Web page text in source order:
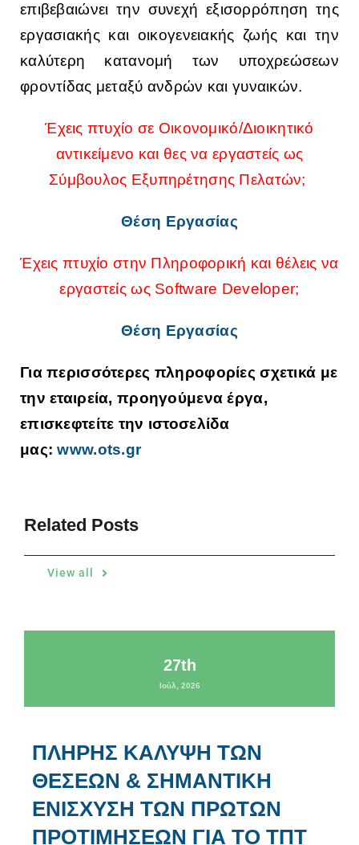
επιβεβαιώνει την συνεχή εξισορρόπηση της
εργασιακής και οικογενειακής ζωής και την
καλύτερη κατανομή των υποχρεώσεων
φροντίδας μεταξύ ανδρών και γυναικών.
Έχεις πτυχίο σε Οικονομικό/Διοικητικό
αντικείμενο και θες να εργαστείς ως
Σύμβουλος Εξυπηρέτησης Πελατών;
Θέση Εργασίας
Έχεις πτυχίο στην Πληροφορική και θέλεις να
εργαστείς ως Software Developer;
Θέση Εργασίας
Για περισσότερες πληροφορίες σχετικά με
την εταιρεία, προηγούμενα έργα,
επισκεφτείτε την ιστοσελίδα
μας:www.ots.gr
Related Posts
View all
27th
Ιούλ, 2026
ΠΛΗΡΗΣ ΚΑΛΥΨΗ ΤΩΝ
ΘΕΣΕΩΝ & ΣΗΜΑΝΤΙΚΗ
ΕΝΙΣΧΥΣΗ ΤΩΝ ΠΡΩΤΩΝ
ΠΡΟΤΙΜΗΣΕΩΝ ΓΙΑ ΤΟ ΤΠΤ